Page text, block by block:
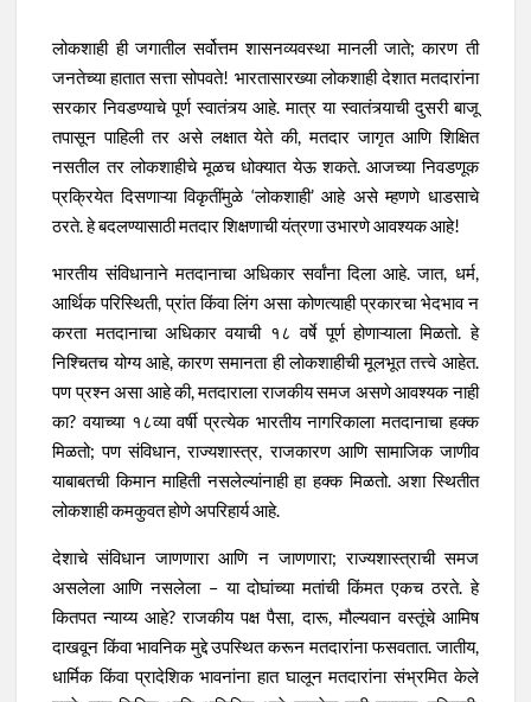
लोकशाही ही जगातील सर्वोत्तम शासनव्यवस्था मानली जाते; कारण ती
जनतेच्या हातात सत्ता सोपवते! भारतासारख्या लोकशाही देशात मतदारांना
सरकार निवडण्याचे पूर्ण स्वातंत्र्य आहे. मात्र या स्वातंत्र्याची दुसरी बाजू
तपासून पाहिली तर असे लक्षात येते की, मतदार जागृत आणि शिक्षित
नसतील तर लोकशाहीचे मूळच धोक्यात येऊ शकते. आजच्या निवडणूक
प्रक्रियेत दिसणाऱ्या विकृतींमुळे ‘लोकशाही’ आहे असे म्हणणे धाडसाचे
ठरते. हे बदलण्यासाठी मतदार शिक्षणाची यंत्रणा उभारणे आवश्यक आहे!
भारतीय संविधानाने मतदानाचा अधिकार सर्वांना दिला आहे. जात, धर्म,
आर्थिक परिस्थिती, प्रांत किंवा लिंग असा कोणत्याही प्रकारचा भेदभाव न
करता मतदानाचा अधिकार वयाची १८ वर्षे पूर्ण होणाऱ्याला मिळतो. हे
निश्चितच योग्य आहे, कारण समानता ही लोकशाहीची मूलभूत तत्त्वे आहेत.
पण प्रश्न असा आहे की, मतदाराला राजकीय समज असणे आवश्यक नाही
का? वयाच्या १८व्या वर्षी प्रत्येक भारतीय नागरिकाला मतदानाचा हक्क
मिळतो; पण संविधान, राज्यशास्त्र, राजकारण आणि सामाजिक जाणीव
याबाबतची किमान माहिती नसलेल्यांनाही हा हक्क मिळतो. अशा स्थितीत
लोकशाही कमकुवत होणे अपरिहार्य आहे.
देशाचे संविधान जाणणारा आणि न जाणणारा; राज्यशास्त्राची समज
असलेला आणि नसलेला – या दोघांच्या मतांची किंमत एकच ठरते. हे
कितपत न्याय्य आहे? राजकीय पक्ष पैसा, दारू, मौल्यवान वस्तूंचे आमिष
दाखवून किंवा भावनिक मुद्दे उपस्थित करून मतदारांना फसवतात. जातीय,
धार्मिक किंवा प्रादेशिक भावनांना हात घालून मतदारांना संभ्रमित केले